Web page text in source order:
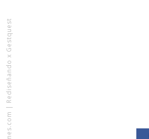
|
Rediseñando x Gestquest